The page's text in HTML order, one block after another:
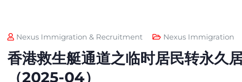
Nexus Immigration & Recruitment Nexus Immigration
香港救生艇通道之临时居民转永久
（2025-04）